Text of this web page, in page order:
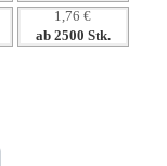
1,76 €
ab 2500 Stk.